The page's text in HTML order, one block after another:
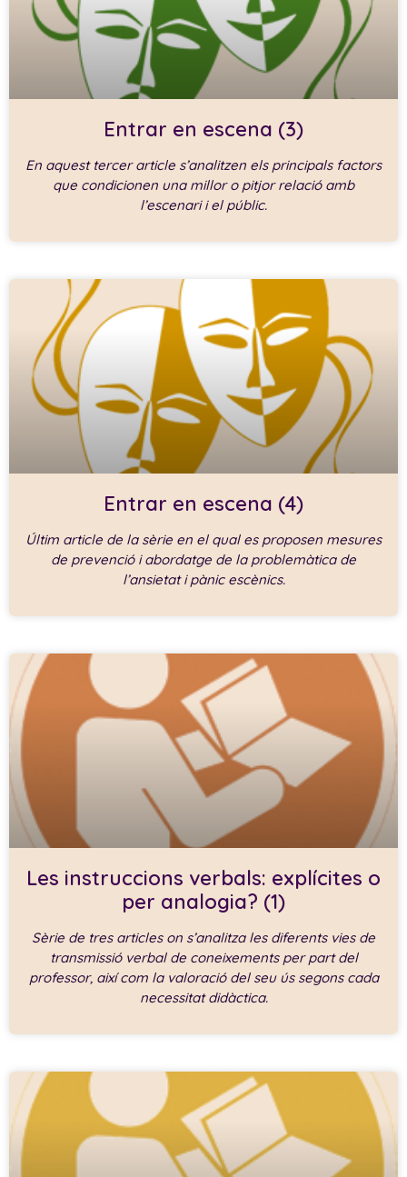
Entrar en escena (3)
En aquest tercer article s’analitzen els principals factors
que condicionen una millor o pitjor relació amb
l’escenari i el públic.
Entrar en escena (4)
Últim article de la sèrie en el qual es proposen mesures
de prevenció i abordatge de la problemàtica de
l’ansietat i pànic escènics.
Les instruccions verbals: explícites o
per analogia? (1)
Sèrie de tres articles on s’analitza les diferents vies de
transmissió verbal de coneixements per part del
professor, així com la valoració del seu ús segons cada
necessitat didàctica.